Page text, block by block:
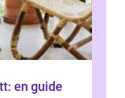
en guide